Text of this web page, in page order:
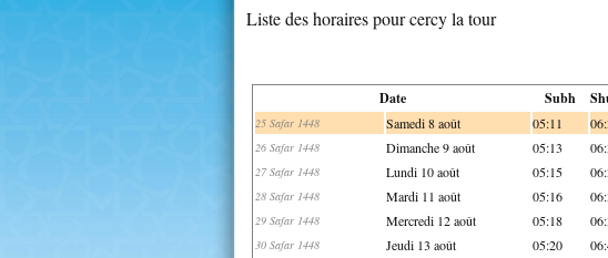
Liste des horaires pour cercy la tour
Date Subh
25 Safar 1448 Samedi 8 août 05:11
26 Safar 1448 Dimanche 9 août 05:13
27 Safar 1448 Lundi 10 août 05:15
28 Safar 1448 Mardi 11 août 05:16
29 Safar 1448 Mercredi 12 août 05:18
30 Safar 1448 Jeudi 13 août 05:20